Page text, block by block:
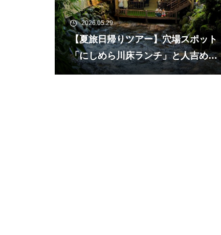
2026.05.29
【夏旅日帰りツアー】穴場スポット
「にしめら川床ランチ」と人吉めぐ
り